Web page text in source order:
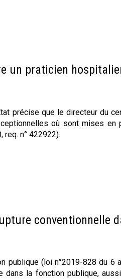
un praticien
précise que le directeur du
où sont mises
req. n° 422922).
conventionnelle
publique (loi n°2019-828 du 6
dans la fonction publique,